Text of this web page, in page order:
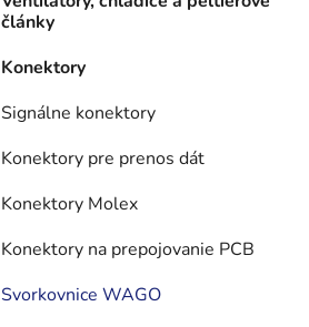
články
Konektory
Signálne konektory
Konektory pre prenos dát
Konektory Molex
Konektory na prepojovanie PCB
Svorkovnice WAGO